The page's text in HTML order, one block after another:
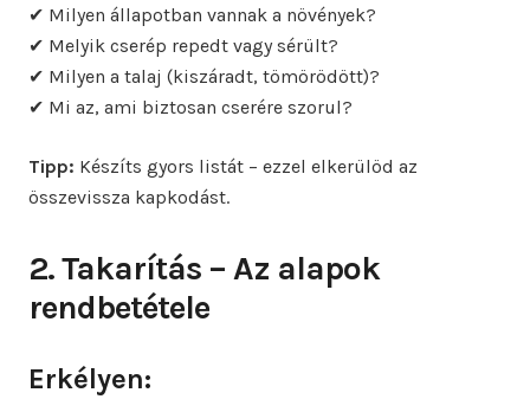
✔ Milyen állapotban vannak a növények?
✔ Melyik cserép repedt vagy sérült?
✔ Milyen a talaj (kiszáradt, tömörödött)?
✔ Mi az, ami biztosan cserére szorul?
Tipp: Készíts gyors listát – ezzel elkerülöd az
összevissza kapkodást.
2. Takarítás – Az alapok
rendbetétele
Erkélyen: